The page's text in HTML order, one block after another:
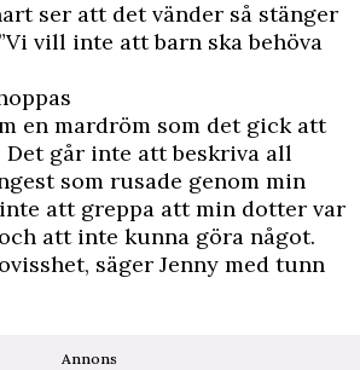
ser att det vänder så stänger
vill inte att barn ska behöva
en mardröm som det gick att
Det går inte att beskriva all
som rusade genom min
att greppa att min dotter var
att inte kunna göra något.
säger Jenny med tunn
Annons